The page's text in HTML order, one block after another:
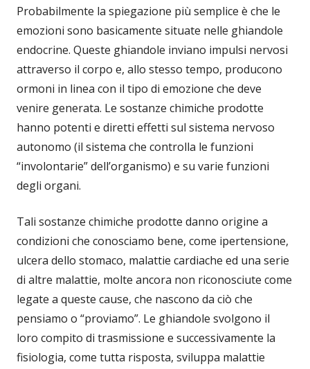
Probabilmente la spiegazione più semplice è che le
emozioni sono basicamente situate nelle ghiandole
endocrine. Queste ghiandole inviano impulsi nervosi
attraverso il corpo e, allo stesso tempo, producono
ormoni in linea con il tipo di emozione che deve
venire generata. Le sostanze chimiche prodotte
hanno potenti e diretti effetti sul sistema nervoso
autonomo (il sistema che controlla le funzioni
“involontarie” dell’organismo) e su varie funzioni
degli organi.
Tali sostanze chimiche prodotte danno origine a
condizioni che conosciamo bene, come ipertensione,
ulcera dello stomaco, malattie cardiache ed una serie
di altre malattie, molte ancora non riconosciute come
legate a queste cause, che nascono da ciò che
pensiamo o “proviamo”. Le ghiandole svolgono il
loro compito di trasmissione e successivamente la
fisiologia, come tutta risposta, sviluppa malattie